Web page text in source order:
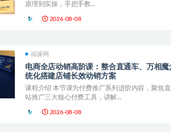
原理到实操，手把手教...
2026-08-08
福缘网
电商全店动销高阶课：整合直通车、万相
统化搭建店铺长效动销方案
课程介绍 本节课为付费推广系列进阶内容，聚焦
站推广三大核心付费工具，讲解...
2026-08-08